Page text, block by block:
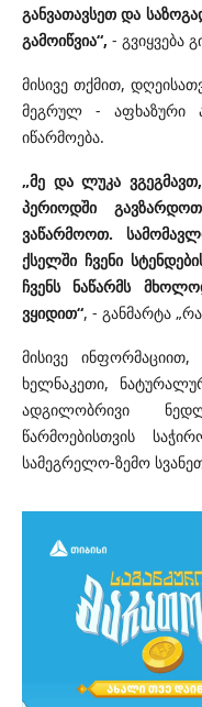
განვათავსეთ და
გამოიწვია“, - გვიყვება
მისივე თქმით,
მეგრულ - აფხაზური
იწარმოება.
„მე და ლუკა
პერიოდში
ვაწარმოოთ.
ქსელში ჩვენი
ჩვენს ნაწარმს
ვყიდით“, - განმარტა
მისივე
ხელნაკეთი,
ადგილობრივი
წარმოებისთვის
სამეგრელო-ზემო